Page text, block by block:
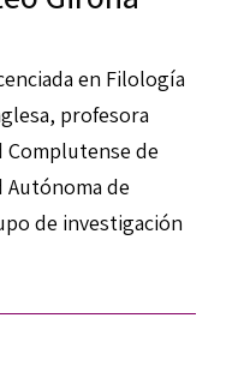
en Filología
profesora
Complutense de
Autónoma de
de investigación